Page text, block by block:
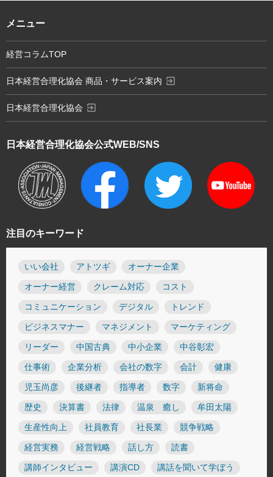
注目のキーワード
いい会社 アトツギ オーナー企業
オーナー経営 クレーム対応 コスト
コミュニケーション デジタル トレンド
ビジネスマナー マネジメント マーケティング
リーダー 中国古典 中小企業 中谷彰宏
仕事術 企業分析 会社の数字 会計 健康
児玉尚彦 後継者 指導者 数字 新将命
歴史 決算書 法律 温泉 癒し 牟田太陽
生産性向上 社員教育 社長業 競争戦略
経営実務 経営戦略 話し方 読書
講師インタビュー 講演CD 講話を聞いて学ぼう
日本経営合理化協会公式WEB/SNS
メニュー
経営コラムTOP
日本経営合理化協会 商品・サービス案内 exit_to_app
日本経営合理化協会 exit_to_app